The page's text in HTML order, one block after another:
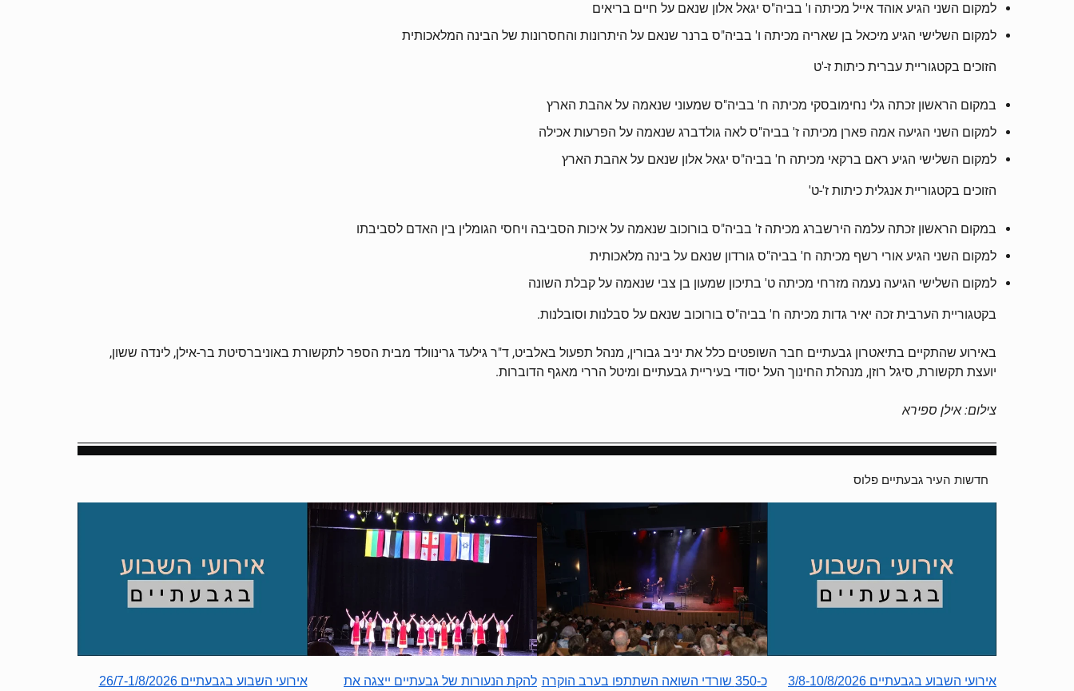
למקום השני הגיע אוהד אייל מכיתה ו' בביה"ס יגאל אלון שנאם על חיים בריאים
למקום השלישי הגיע מיכאל בן שאריה מכיתה ו' בביה"ס ברנר שנאם על היתרונות והחסרונות של הבינה המלאכותית
הזוכים בקטגוריית עברית כיתות ז-'ט
במקום הראשון זכתה גלי נחימובסקי מכיתה ח' בביה"ס שמעוני שנאמה על אהבת הארץ
למקום השני הגיעה אמה פארן מכיתה ז' בביה"ס לאה גולדברג שנאמה על הפרעות אכילה
למקום השלישי הגיע ראם ברקאי מכיתה ח' בביה"ס יגאל אלון שנאם על אהבת הארץ
הזוכים בקטגוריית אנגלית כיתות ז'-ט'
במקום הראשון זכתה עלמה הירשברג מכיתה ז' בביה"ס בורוכוב שנאמה על איכות הסביבה ויחסי הגומלין בין האדם לסביבתו
למקום השני הגיע אורי רשף מכיתה ח' בביה"ס גורדון שנאם על בינה מלאכותית
למקום השלישי הגיעה נעמה מזרחי מכיתה ט' בתיכון שמעון בן צבי שנאמה על קבלת השונה
בקטגוריית הערבית זכה יאיר גדות מכיתה ח' בביה"ס בורוכוב שנאם על סבלנות וסובלנות.
באירוע שהתקיים בתיאטרון גבעתיים חבר השופטים כלל את יניב גבורין, מנהל תפעול באלביט, ד"ר גילעד גרינוולד מבית הספר לתקשורת באוניברסיטת בר-אילן, לינדה ששון,
יועצת תקשורת, סיגל רוזן, מנהלת החינוך העל יסודי בעיריית גבעתיים ומיטל הררי מאגף הדוברות.
צילום: אילן ספירא
חדשות העיר גבעתיים פלוס
אירועי השבוע בגבעתיים 3/8-10/8/2026
כ-350 שורדי השואה השתתפו בערב הוקרה להקת הנעורות של גבעתיים ייצגה את
אירועי השבוע בגבעתיים 26/7-1/8/2026